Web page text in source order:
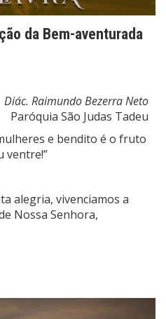
da Bem-aventurada
Diác. Raimundo Bezerra Neto
Paróquia São Judas Tadeu
e bendito é o fruto
ventre!”
alegria, vivenciamos a
Nossa Senhora,